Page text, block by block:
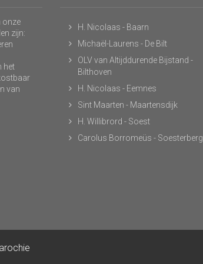
onze
zijn:
het
van
H. Nicolaas - Baarn
Michaël-Laurens - De Bilt
OLV van Altijddurende Bijstand -
Bilthoven
H. Nicolaas - Eemnes
Sint Maarten - Maartensdijk
H. Willibrord - Soest
Carolus Borromeüs - Soesterberg